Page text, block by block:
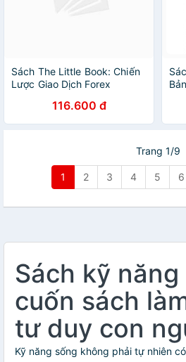
Sách The Little Book: Chiến
Lược Giao Dịch Forex
116.600 đ
Trang 1/9
1 2 3 4 5 6
Sách kỹ năng
cuốn sách
tư duy con
Kỹ năng sống không phải tự nhiên